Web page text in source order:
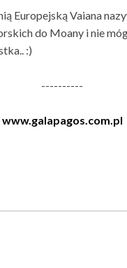
Europejską Vaiana
do Moany i nie
:)
----------
www.galapagos.com.pl